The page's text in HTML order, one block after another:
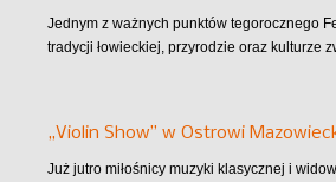
Jednym z ważnych punktów tegorocznego
tradycji łowieckiej, przyrodzie oraz kulturze
„Violin Show” w Ostrowi
Już jutro miłośnicy muzyki klasycznej i